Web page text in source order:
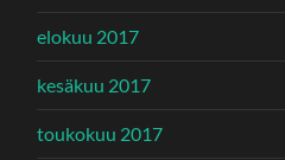
elokuu 2017
kesäkuu 2017
toukokuu 2017